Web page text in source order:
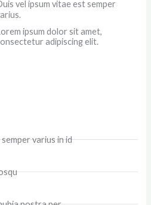
vel ipsum vitae est semper
ipsum dolor sit amet,
adipiscing elit.
varius in id